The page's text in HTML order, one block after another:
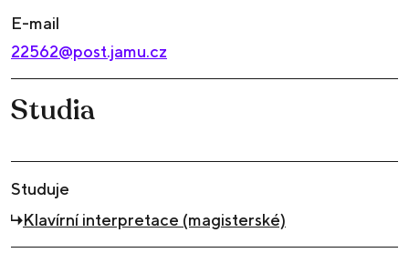
E-mail
22562@post.jamu.cz
Studia
Studuje
Klavírní interpretace (magisterské)